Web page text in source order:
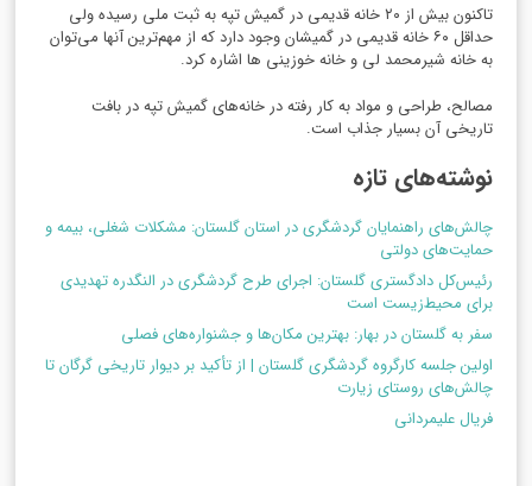
تاکنون بیش از ۲۰ خانه قدیمی در گمیش تپه به ثبت ملی رسیده ولی
حداقل ۶۰ خانه قدیمی در گمیشان وجود دارد که از مهم‌ترین آنها می‌توان
به خانه شیرمحمد لی و خانه خوزینی ها اشاره کرد.
مصالح، طراحی و مواد به کار رفته در خانه‌های گمیش تپه در بافت
تاریخی آن بسیار جذاب است.
نوشته‌های تازه
چالش‌های راهنمایان گردشگری در استان گلستان: مشکلات شغلی، بیمه و
حمایت‌های دولتی
رئیس‌کل دادگستری گلستان: اجرای طرح گردشگری در النگدره تهدیدی
برای محیط‌زیست است
سفر به گلستان در بهار: بهترین مکان‌ها و جشنواره‌های فصلی
اولین جلسه کارگروه گردشگری گلستان | از تأکید بر دیوار تاریخی گرگان تا
چالش‌های روستای زیارت
فریال علیمردانی